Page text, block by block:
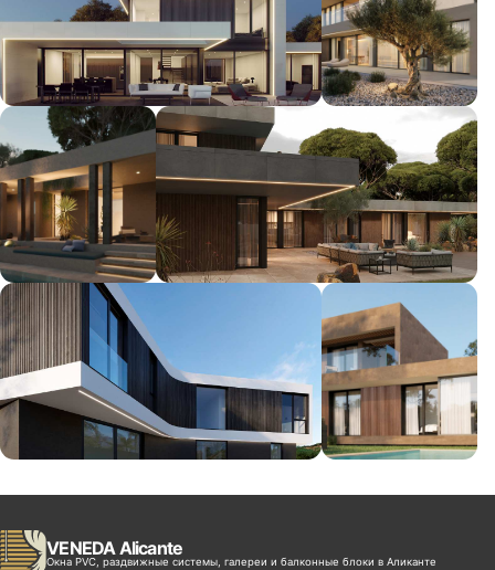
VENEDA Alicante
Окна PVC, раздвижные системы, галереи и балконные блоки в Аликанте